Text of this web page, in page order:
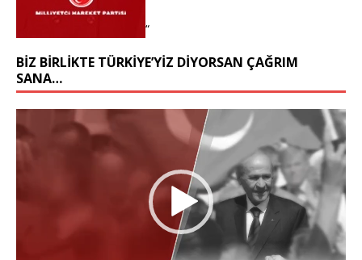
“
BIZ BIRLIKTE TÜRKIYE’YIZ DIYORSAN ÇAĞRIM
SANA…
oynatıcı